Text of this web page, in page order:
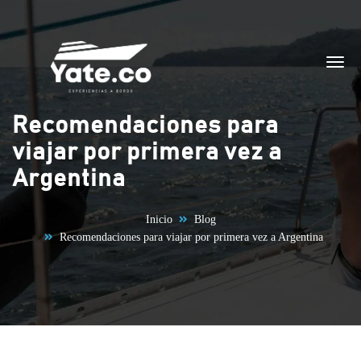
Saltar al contenido
Recomendaciones para
viajar por primera vez a
Argentina
Inicio
Blog
Recomendaciones para viajar por primera vez a Argentina